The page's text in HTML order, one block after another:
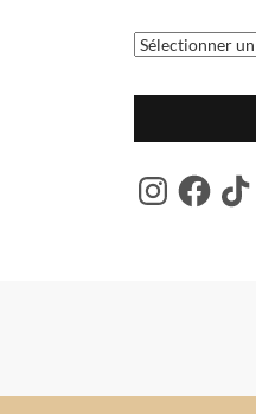
Archives
InstagramFacebook
TikTok